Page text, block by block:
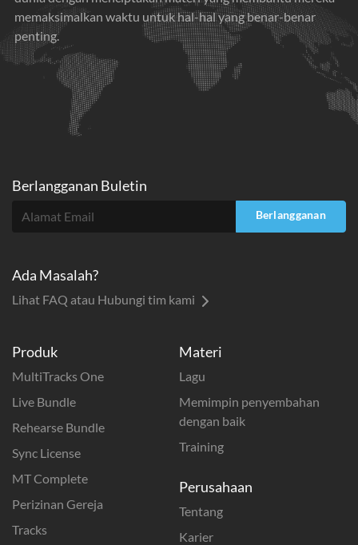
memaksimalkan waktu untuk hal-hal yang benar-benar
penting.
Produk
MultiTracks One
Live Bundle
Rehearse Bundle
Sync License
MT Complete
Perizinan Gereja
Tracks
Materi
Lagu
Memimpin penyembahan
dengan baik
Training
Perusahaan
Tentang
Karier
Berlangganan Buletin
Berlangganan
Ada Masalah?
Lihat FAQ atau Hubungi tim kami